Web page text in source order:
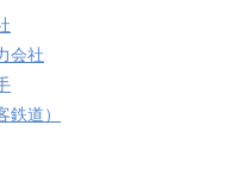
会社
鉄道）